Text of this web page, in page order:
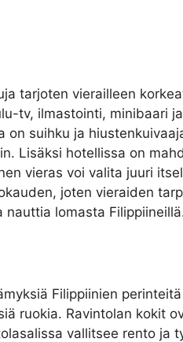
tarjoten vierailleen
tv, ilmastointi, minibaari
on suihku ja
Lisäksi hotellissa on
vieras voi valita juuri
joten vieraiden
lomasta
Filippiinien
ruokia. Ravintolan kokit
vallitsee rento ja